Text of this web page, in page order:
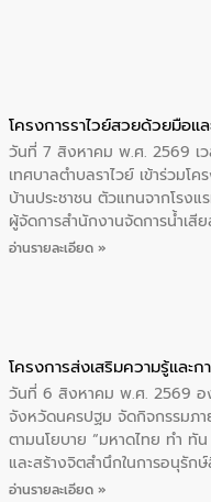
โครงการราไวย์สวยด้วยมือแล
วันที่ 7 สิงหาคม พ.ศ. 2569 เว
เทศบาลตำบลราไวย์ เข้าร่วมโ
บ้านประชาชน ตัวแทนจากโรง
ผู้จัดการสำนักงานจัดการน้ำเ
บริเวณแหลมพรหมเทพ หมู่ที่ 6
อ่านรายละเอียด »
โครงการส่งเสริมความรู้และ
วันที่ 6 สิงหาคม พ.ศ. 2569 อง
จังหวัดนครปฐม จัดกิจกรรมภา
ตามนโยบาย “มหาดไทย ทำ ทั
และสร้างจิตสำนึกในการอนุรัก
ของน้ำเสีย แนวทางการลดกา
อ่านรายละเอียด »